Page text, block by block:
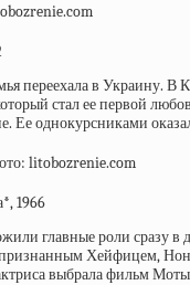
переехала в Украину.
стал ее первой
однокурсниками
1966
главные роли сразу
Хейфицем,
выбрала фильм